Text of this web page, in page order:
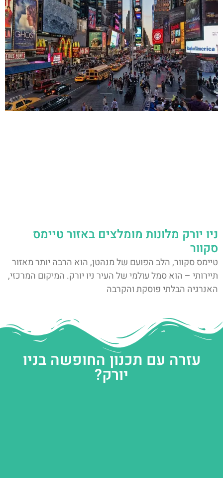
ניו יורק מלונות מומלצים באזור טיימס
סקוור
טיימס סקוור, הלב הפועם של מנהטן, הוא הרבה יותר מאזור
תיירותי – הוא סמל עולמי של העיר ניו יורק. המיקום המרכזי,
האנרגיה הבלתי פוסקת והקרבה
עזרה עם תכנון החופשה בניו
יורק?